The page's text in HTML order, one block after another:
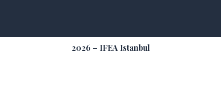
2026 – IFEA Istanbul